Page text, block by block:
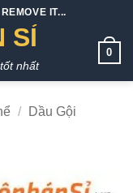
IT...
SỈ
nhất
0
/ Dầu Gội